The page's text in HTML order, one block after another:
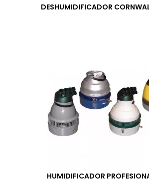
DESHUMIDIFICADOR
HUMIDIFICADOR